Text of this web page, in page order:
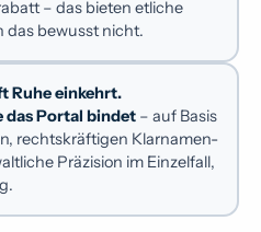
– das bieten etliche
das bewusst nicht.
Ruhe einkehrt.
das Portal bindet – auf Basis
rechtskräftigen Klarnamen-
Präzision im Einzelfall,
dann können Sie
dem OLG Hamburg
– gegen die Plattform,
Druck per einstweiliger